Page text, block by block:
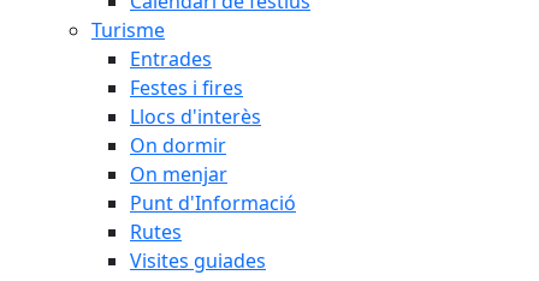
Turisme
Entrades
Festes i fires
Llocs d'interès
On dormir
On menjar
Punt d'Informació
Rutes
Visites guiades